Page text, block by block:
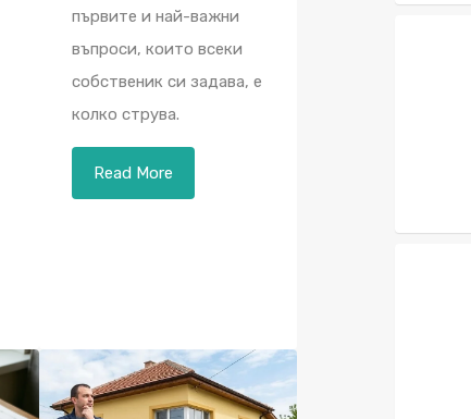
първите и най-важни
въпроси, които всеки
собственик си задава, е
колко струва.
Read More